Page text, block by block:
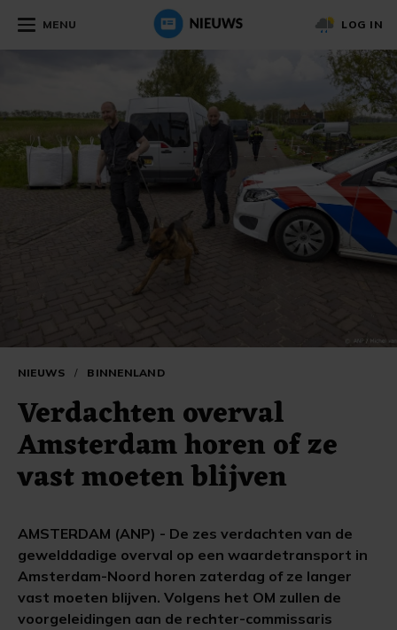
MENU LOG IN
NIEUWS / BINNENLAND
Verdachten overval
Amsterdam horen of ze
vast moeten blijven
AMSTERDAM (ANP) - De zes verdachten van de
gewelddadige overval op een waardetransport in
Amsterdam-Noord horen zaterdag of ze langer
vast moeten blijven. Volgens het OM zullen de
voorgeleidingen aan de rechter-commissaris